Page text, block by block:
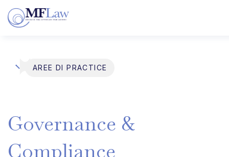
AREE DI PRACTICE
Governance &
Compliance